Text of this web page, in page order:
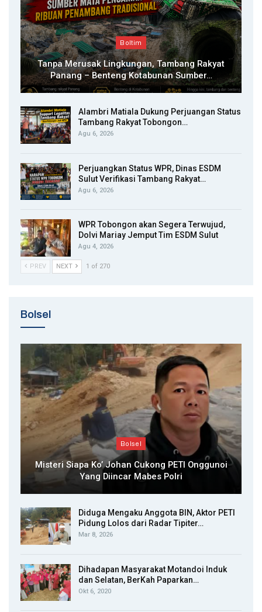
Boltim
Tanpa Merusak Lingkungan, Tambang Rakyat
Panang – Benteng Kotabunan Sumber…
Alambri Matiala Dukung Perjuangan Status
Tambang Rakyat Tobongon…
Agu 6, 2026
Perjuangkan Status WPR, Dinas ESDM
Sulut Verifikasi Tambang Rakyat…
Agu 6, 2026
WPR Tobongon akan Segera Terwujud,
Dolvi Mariay Jemput Tim ESDM Sulut
Agu 4, 2026
PREV NEXT 1 of 270
Bolsel
Bolsel
Misteri Siapa Ko’ Johan Cukong PETI Onggunoi
Yang Diincar Mabes Polri
Diduga Mengaku Anggota BIN, Aktor PETI
Pidung Lolos dari Radar Tipiter…
Mar 8, 2026
Dihadapan Masyarakat Motandoi Induk
dan Selatan, BerKah Paparkan…
Okt 6, 2020